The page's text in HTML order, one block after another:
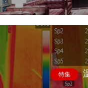
特集